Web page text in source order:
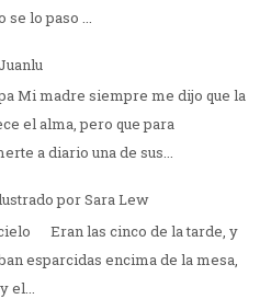
se lo paso ...
Mi madre siempre me dijo que la
el alma, pero que para
a diario una de sus...
por Sara Lew
Eran las cinco de la tarde, y
esparcidas encima de la mesa,
el...